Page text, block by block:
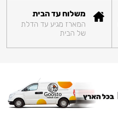
משלוח עד הבית
המארז מגיע עד הדלת
של הבית